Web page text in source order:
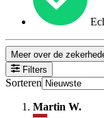
Meer over de
Filters
Sorteren
Martin W.